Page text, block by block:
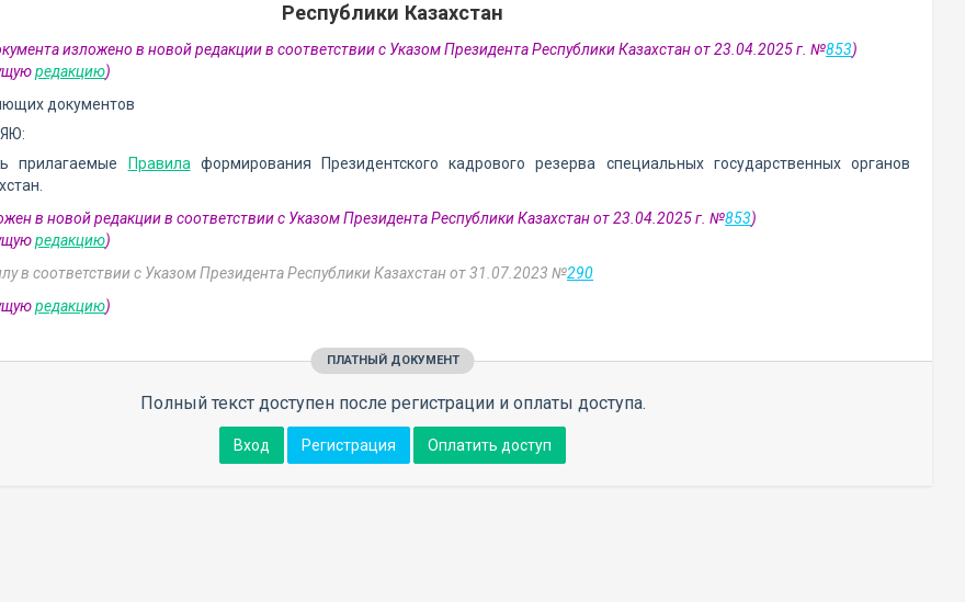
Республики Казахстан
изложено в новой редакции в соответствии с Указом Президента Республики Казахстан от 23.04.2025 г. №853)
редакцию)
документов
прилагаемые
Правила формирования Президентского кадрового резерва специальных государственных органов
в новой редакции в соответствии с Указом Президента Республики Казахстан от 23.04.2025 г. №853)
редакцию)
в соответствии с Указом Президента Республики Казахстан от 31.07.2023 №290
редакцию)
ПЛАТНЫЙ ДОКУМЕНТ
Полный текст доступен после регистрации и оплаты доступа.
Вход Регистрация Оплатить доступ